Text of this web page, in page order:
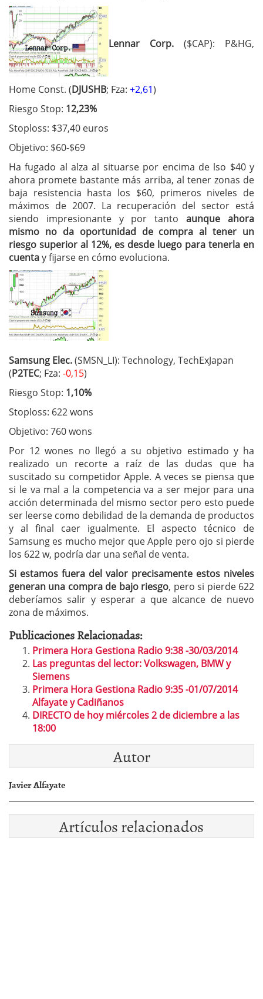
Lennar Corp. ($CAP): P&HG,
Home Const. (DJUSHB; Fza: +2,61)
Riesgo Stop: 12,23%
Stoploss: $37,40 euros
Objetivo: $60-$69
Ha fugado al alza al situarse por encima de lso $40 y
ahora promete bastante más arriba, al tener zonas de
baja resistencia hasta los $60, primeros niveles de
máximos de 2007. La recuperación del sector está
siendo impresionante y por tantoaunque ahora
mismo no da oportunidad de compra al tener un
riesgo superior al 12%, es desde luego para tenerla en
cuentay fijarse en cómo evoluciona.
Samsung Elec.(SMSN_LI): Technology, TechExJapan
(P2TEC; Fza: -0,15)
Riesgo Stop: 1,10%
Stoploss: 622 wons
Objetivo: 760 wons
Por 12 wones no llegó a su objetivo estimado y ha
realizado un recorte a raíz de las dudas que ha
suscitado su competidor Apple. A veces se piensa que
si le va mal a la competencia va a ser mejor para una
acción determinada del mismo sector pero esto puede
ser leerse como debilidad de la demanda de productos
y al final caer igualmente. El aspecto técnico de
Samsung es mucho mejor que Apple pero ojo si pierde
los 622 w, podría dar una señal de venta.
Si estamos fuera del valor precisamente estos niveles
generan una compra de bajo riesgo, pero si pierde 622
deberíamos salir y esperar a que alcance de nuevo
zona de máximos.
Publicaciones Relacionadas:
Primera Hora Gestiona Radio 9:38 -30/03/2014
Las preguntas del lector: Volkswagen, BMW y
Siemens
Primera Hora Gestiona Radio 9:35 -01/07/2014
Alfayate y Cadiñanos
DIRECTO de hoy miércoles 2 de diciembre a las
18:00
Autor
Javier Alfayate
Artículos relacionados